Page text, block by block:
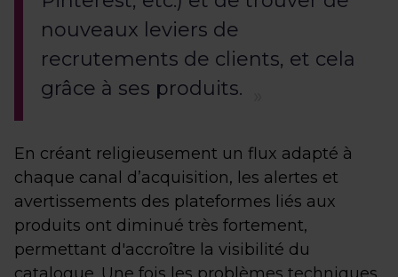
nouveaux leviers de
recrutements de clients, et cela
grâce à ses produits.
En créant religieusement un flux adapté à
chaque canal d’acquisition, les alertes et
avertissements des plateformes liés aux
produits ont diminué très fortement,
permettant d'accroître la visibilité du